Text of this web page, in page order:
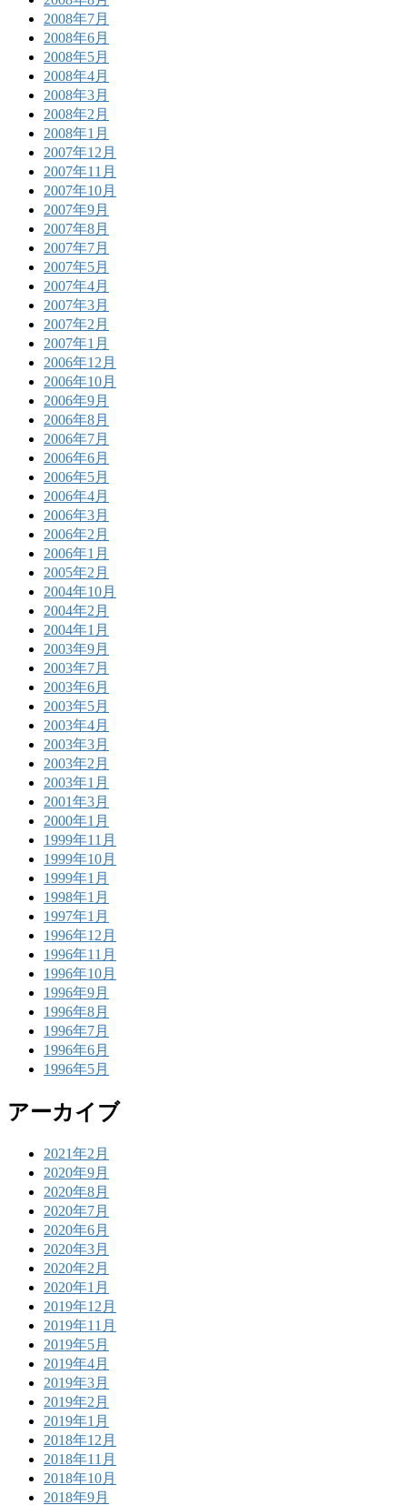
2008年7月
2008年6月
2008年5月
2008年4月
2008年3月
2008年2月
2008年1月
2007年12月
2007年11月
2007年10月
2007年9月
2007年8月
2007年7月
2007年5月
2007年4月
2007年3月
2007年2月
2007年1月
2006年12月
2006年10月
2006年9月
2006年8月
2006年7月
2006年6月
2006年5月
2006年4月
2006年3月
2006年2月
2006年1月
2005年2月
2004年10月
2004年2月
2004年1月
2003年9月
2003年7月
2003年6月
2003年5月
2003年4月
2003年3月
2003年2月
2003年1月
2001年3月
2000年1月
1999年11月
1999年10月
1999年1月
1998年1月
1997年1月
1996年12月
1996年11月
1996年10月
1996年9月
1996年8月
1996年7月
1996年6月
1996年5月
アーカイブ
2021年2月
2020年9月
2020年8月
2020年7月
2020年6月
2020年3月
2020年2月
2020年1月
2019年12月
2019年11月
2019年5月
2019年4月
2019年3月
2019年2月
2019年1月
2018年12月
2018年11月
2018年10月
2018年9月